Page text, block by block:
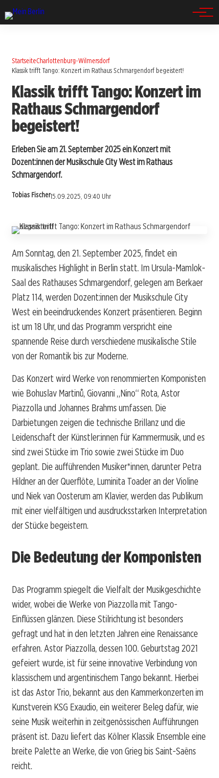
StartseiteCharlottenburg-Wilmersdorf
Klassik trifft Tango: Konzert im Rathaus Schmargendorf begeistert!
Klassik trifft Tango: Konzert im
Rathaus Schmargendorf
begeistert!
Erleben Sie am 21. September 2025 ein Konzert mit
Dozent:innen der Musikschule City West im Rathaus
Schmargendorf.
Tobias Fischer15.09.2025, 09:40 Uhr
Am Sonntag, den 21. September 2025, findet ein
musikalisches Highlight in Berlin statt. Im Ursula-Mamlok-
Saal des Rathauses Schmargendorf, gelegen am Berkaer
Platz 114, werden Dozent:innen der Musikschule City
West ein beeindruckendes Konzert präsentieren. Beginn
ist um 18 Uhr, und das Programm verspricht eine
spannende Reise durch verschiedene musikalische Stile
von der Romantik bis zur Moderne.
Das Konzert wird Werke von renommierten Komponisten
wie Bohuslav Martinů, Giovanni „Nino“ Rota, Astor
Piazzolla und Johannes Brahms umfassen. Die
Darbietungen zeigen die technische Brillanz und die
Leidenschaft der Künstler:innen für Kammermusik, und es
sind zwei Stücke im Trio sowie zwei Stücke im Duo
geplant. Die aufführenden Musiker*innen, darunter Petra
Hildner an der Querflöte, Luminita Toader an der Violine
und Niek van Oosterum am Klavier, werden das Publikum
mit einer vielfältigen und ausdrucksstarken Interpretation
der Stücke begeistern.
Die Bedeutung der Komponisten
Das Programm spiegelt die Vielfalt der Musikgeschichte
wider, wobei die Werke von Piazzolla mit Tango-
Einflüssen glänzen. Diese Stilrichtung ist besonders
gefragt und hat in den letzten Jahren eine Renaissance
erfahren. Astor Piazzolla, dessen 100. Geburtstag 2021
gefeiert wurde, ist für seine innovative Verbindung von
klassischem und argentinischem Tango bekannt. Hierbei
ist das Astor Trio, bekannt aus den Kammerkonzerten im
Kunstverein KSG Exaudio, ein weiterer Beleg dafür, wie
seine Musik weiterhin in zeitgenössischen Aufführungen
präsent ist. Dazu liefert das Kölner Klassik Ensemble eine
breite Palette an Werke, die von Grieg bis Saint-Saëns
reicht.